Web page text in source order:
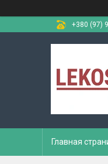
+380 (97)
Главная